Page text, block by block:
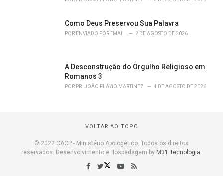
Como Deus Preservou Sua Palavra
POR ENVIADO POR EMAIL 2 DE AGOSTO DE 2026
A Desconstrução do Orgulho Religioso em
Romanos 3
POR PR. JOÃO FLÁVIO MARTINEZ 4 DE AGOSTO DE 2026
VOLTAR AO TOPO
© 2022 CACP - Ministério Apologético. Todos os direitos
reservados. Desenvolvimento e Hospedagem by M31 Tecnologia.